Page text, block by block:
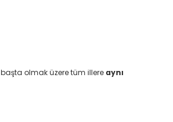
başta olmak üzere tüm illere aynı